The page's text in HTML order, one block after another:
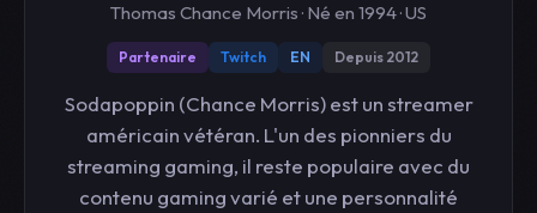
Thomas Chance Morris · Né en 1994 · US
Partenaire Twitch EN Depuis 2012
Sodapoppin (Chance Morris) est un streamer
américain vétéran. L'un des pionniers du
streaming gaming, il reste populaire avec du
contenu gaming varié et une personnalité